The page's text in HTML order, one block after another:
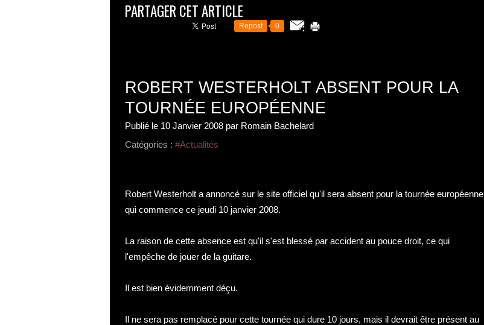
PARTAGER CET ARTICLE
Repost 0
ROBERT WESTERHOLT ABSENT POUR LA
TOURNÉE EUROPÉENNE
Publié le 10 Janvier 2008 par Romain Bachelard
Catégories : #Actualités
Robert Westerholt a annoncé sur le site officiel qu'il sera absent pour la tournée européenne
qui commence ce jeudi 10 janvier 2008.
La raison de cette absence est qu'il s'est blessé par accident au pouce droit, ce qui
l'empêche de jouer de la guitare.
Il est bien évidemment déçu.
Il ne sera pas remplacé pour cette tournée qui dure 10 jours, mais il devrait être présent au